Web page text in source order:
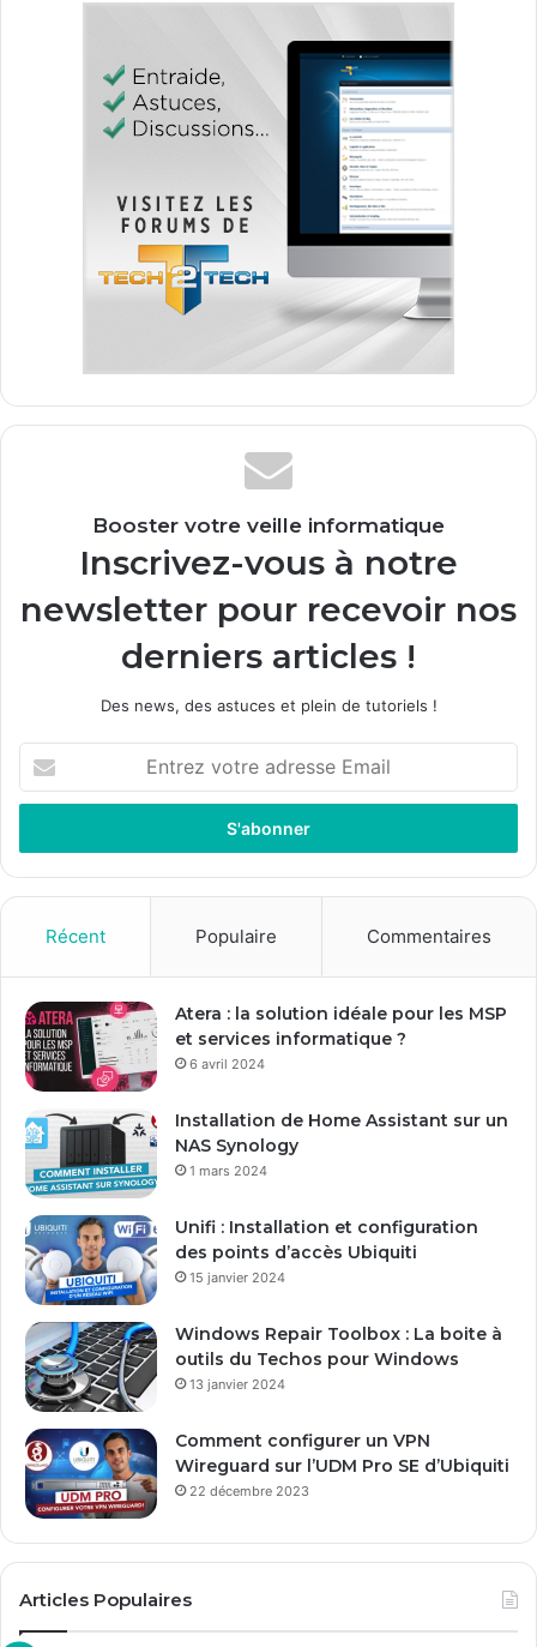
Booster votre veille informatique
Inscrivez-vous à notre
newsletter pour recevoir nos
derniers articles !
Des news, des astuces et plein de tutoriels !
t
e
z
r
e
a
d
s
e
m
a
Récent Populaire Commentaires
Atera : la solution idéale pour les MSP
et services informatique ?
6 avril 2024
Installation de Home Assistant sur un
NAS Synology
1 mars 2024
Unifi : Installation et configuration
des points d’accès Ubiquiti
15 janvier 2024
Windows Repair Toolbox : La boite à
outils du Techos pour Windows
13 janvier 2024
Comment configurer un VPN
Wireguard sur l’UDM Pro SE d’Ubiquiti
22 décembre 2023
Articles Populaires